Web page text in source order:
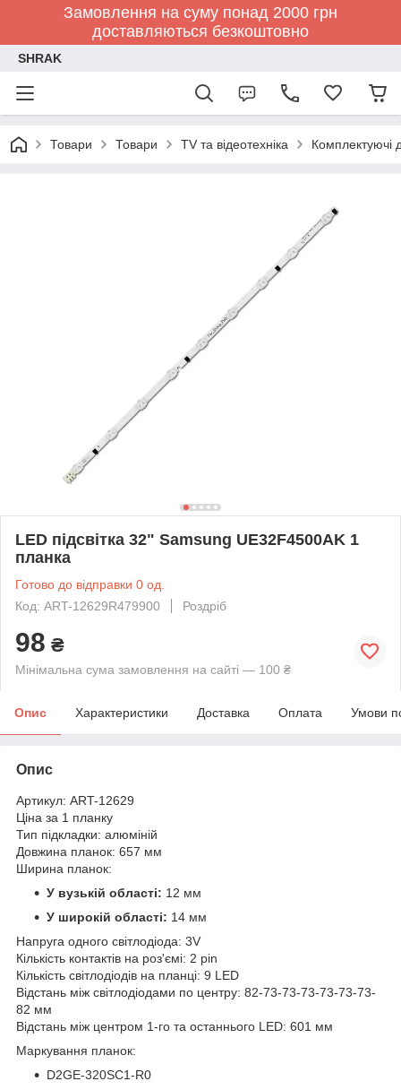
Замовлення на суму понад 2000 грн
доставляються безкоштовно
SHRAK
Товари Товари TV та відеотехніка Комплектуючі
LED підсвітка 32" Samsung UE32F4500AK 1
планка
Готово до відправки 0 од.
Код: ART-12629R479900
Роздріб
98 ₴
Мінімальна сума замовлення на сайті — 100 ₴
Опис Характеристики Доставка Оплата Умови
Опис
Артикул: ART-12629
Ціна за 1 планку
Тип підкладки: алюміній
Довжина планок: 657 мм
Ширина планок:
У вузькій області: 12 мм
У широкій області: 14 мм
Напруга одного світлодіода: 3V
Кількість контактів на роз'ємі: 2 pin
Кількість світлодіодів на планці: 9 LED
Відстань між світлодіодами по центру: 82-73-73-73-73-73-73-
82 мм
Відстань між центром 1-го та останнього LED: 601 мм
Маркування планок:
D2GE-320SC1-R0